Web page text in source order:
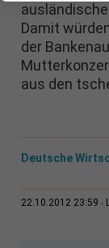
Damit
der
aus den
Deutsche
22.10.2012 23:59